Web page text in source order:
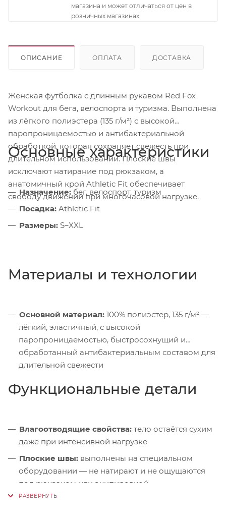
магазина и может отличаться от цен в
розничных магазинах
ОПИСАНИЕ ОПЛАТА ДОСТАВКА
Женская футболка с длинным рукавом Red Fox
Workout для бега, велоспорта и туризма. Выполнена
из лёгкого полиэстера (135 г/м²) с высокой
паропроницаемостью и антибактериальной
обработкой, которая сохраняет свежесть при
длительном использовании. Плоские швы
исключают натирание под рюкзаком, а
анатомичный крой Athletic Fit обеспечивает
свободу движений при многочасовой нагрузке.
Основные характеристики
Назначение: бег, велоспорт, туризм
Посадка: Athletic Fit
Размеры: S–XXL
Материалы и технологии
Основной материал: 100% полиэстер, 135 г/м² —
лёгкий, эластичный, с высокой
паропроницаемостью, быстросохнущий и
обработанный антибактериальным составом для
длительной свежести
Функциональные детали
Влагоотводящие свойства: тело остаётся сухим
даже при интенсивной нагрузке
Плоские швы: выполнены на специальном
оборудовании — не натирают и не ощущаются
под рюкзаком или экипировкой
Универсальный крой: